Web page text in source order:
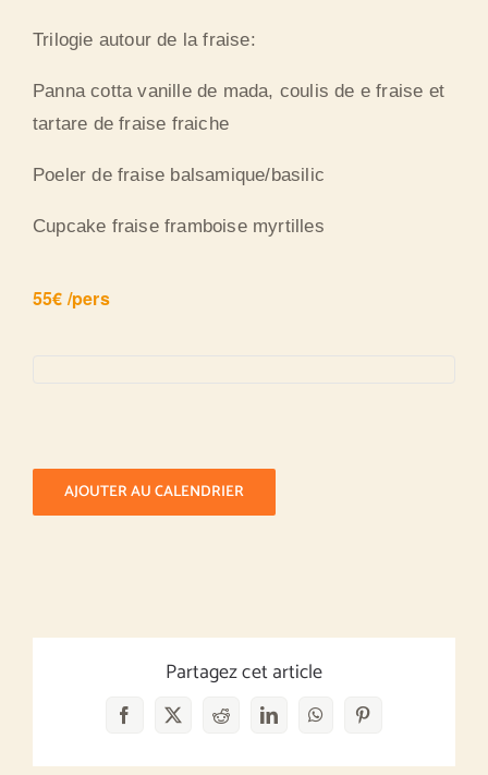
Trilogie autour de la fraise:
Panna cotta vanille de mada, coulis de e fraise et
tartare de fraise fraiche
Poeler de fraise balsamique/basilic
Cupcake fraise framboise myrtilles
55€ /pers
AJOUTER AU CALENDRIER
Partagez cet article
Facebook
X RedditLinkedInWhatsAppPinterest